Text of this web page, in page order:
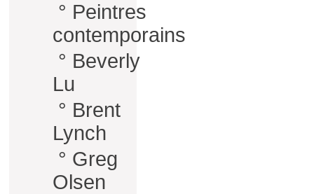
° Peintres
contemporains
° Beverly
Lu
° Brent
Lynch
° Greg
Olsen